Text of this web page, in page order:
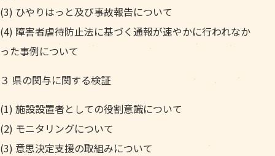
(3) ひやりはっと及び事故報告について
(4) 障害者虐待防止法に基づく通報が速やかに行われなか
った事例について
３ 県の関与に関する検証
(1) 施設設置者としての役割意識について
(2) モニタリングについて
(3) 意思決定支援の取組みについて